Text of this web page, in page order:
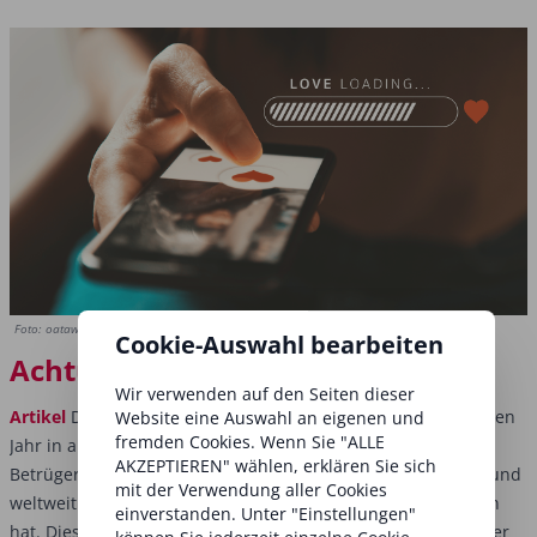
Foto: oatawa/Shutterstock.com
Achtung Schwindler!
Artikel Der sogenannte „Tinder Swindler“ war im vergangenen
Jahr in aller Munde. Die Filmdokumentation entlarvte einen
Betrüger, der auf der Dating-Plattform Tinder zugange war und
weltweit unzählige Frauen finanziell und emotional betrogen
hat. Dieser Fall ist natürlich extrem, dennoch gibt es auf jeder
Cookie-Auswahl bearbeiten
Wir verwenden auf den Seiten dieser
Website eine Auswahl an eigenen und
fremden Cookies. Wenn Sie "ALLE
AKZEPTIEREN" wählen, erklären Sie sich
mit der Verwendung aller Cookies
einverstanden. Unter "Einstellungen"